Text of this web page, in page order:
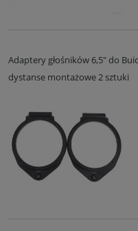
Adaptery głośników 6,5" do
dystanse montażowe 2 sztuki